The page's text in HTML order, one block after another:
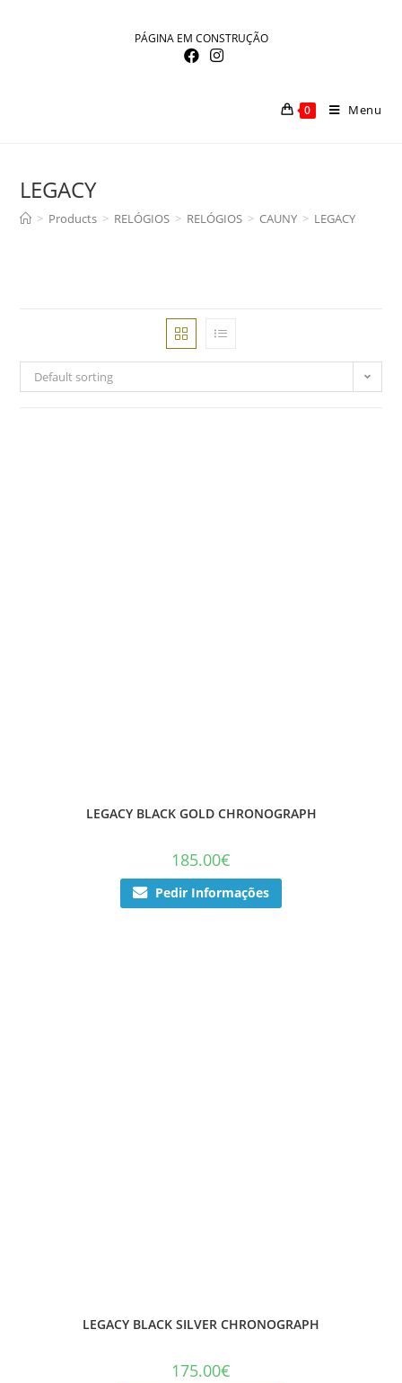
PÁGINA EM CONSTRUÇÃO
0 Menu
LEGACY
> Products > RELÓGIOS > RELÓGIOS > CAUNY > LEGACY
Default sorting
LEGACY BLACK GOLD CHRONOGRAPH
185.00€
Pedir Informações
LEGACY BLACK SILVER CHRONOGRAPH
175.00€